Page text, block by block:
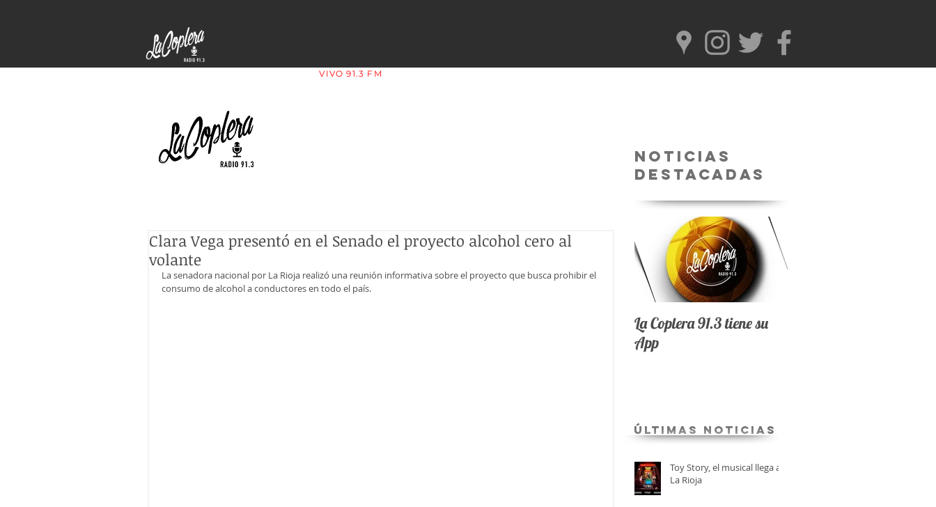
VIVO 91.3 FM
Clara Vega presentó en el Senado el proyecto alcohol cero al
volante
La senadora nacional por La Rioja realizó una reunión informativa sobre el proyecto que busca prohibir el
consumo de alcohol a conductores en todo el país.
Noticias
Destacadas
La Coplera 91.3 tiene su
App
últimas Noticias
Toy Story, el musical llega a
La Rioja